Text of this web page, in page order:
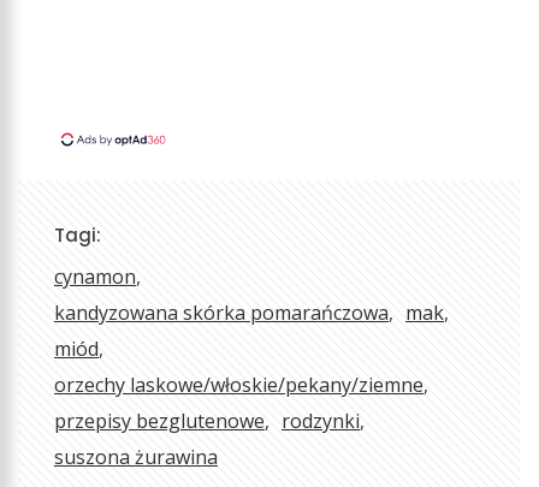
Tagi:
cynamon
kandyzowana skórka pomarańczowa
mak
miód
orzechy laskowe/włoskie/pekany/ziemne
przepisy bezglutenowe
rodzynki
suszona żurawina